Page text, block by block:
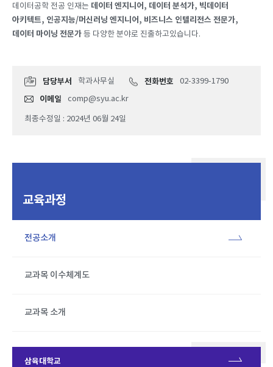
데이터공학 전공 인재는 데이터 엔지니어, 데이터 분석가, 빅데이터
아키텍트, 인공지능/머신러닝 엔지니어, 비즈니스 인텔리전스 전문가,
데이터 마이닝 전문가 등 다양한 분야로 진출하고있습니다.
담당부서 학과사무실 전화번호 02-3399-1790
이메일 comp@syu.ac.kr
최종수정일 : 2024년 06월 24일
교육과정
전공소개
교과목 이수체계도
교과목 소개
삼육대학교